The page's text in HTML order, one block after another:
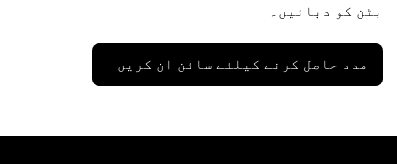
بٹن کو دبائیں۔
مدد حاصل کرنے کیلئے سائن ان کریں